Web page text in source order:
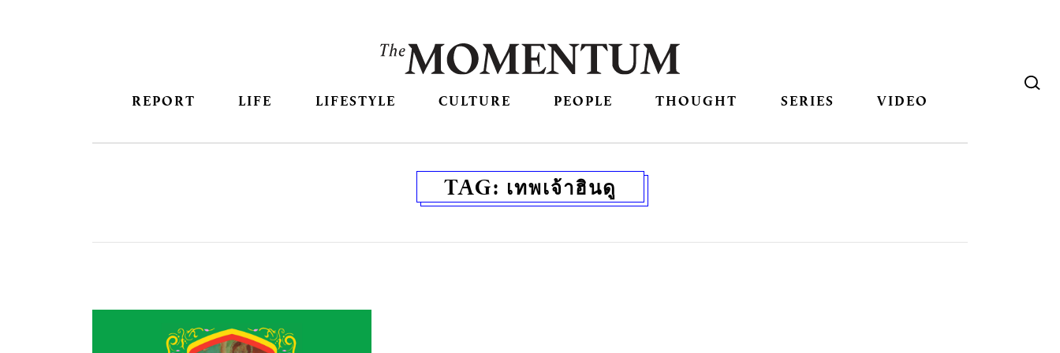
REPORT LIFE LIFESTYLE CULTURE PEOPLE THOUGHT SERIES VIDEO
TAG: เทพเจ้าฮินดู